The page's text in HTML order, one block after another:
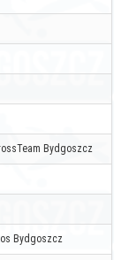
Bydgoszcz
Bydgoszcz